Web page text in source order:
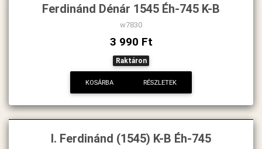
Ferdinánd Dénár 1545 Éh-745 K-B
w7830
3 990 Ft
Raktáron
KOSÁRBA RÉSZLETEK
I. Ferdinánd (1545) K-B Éh-745